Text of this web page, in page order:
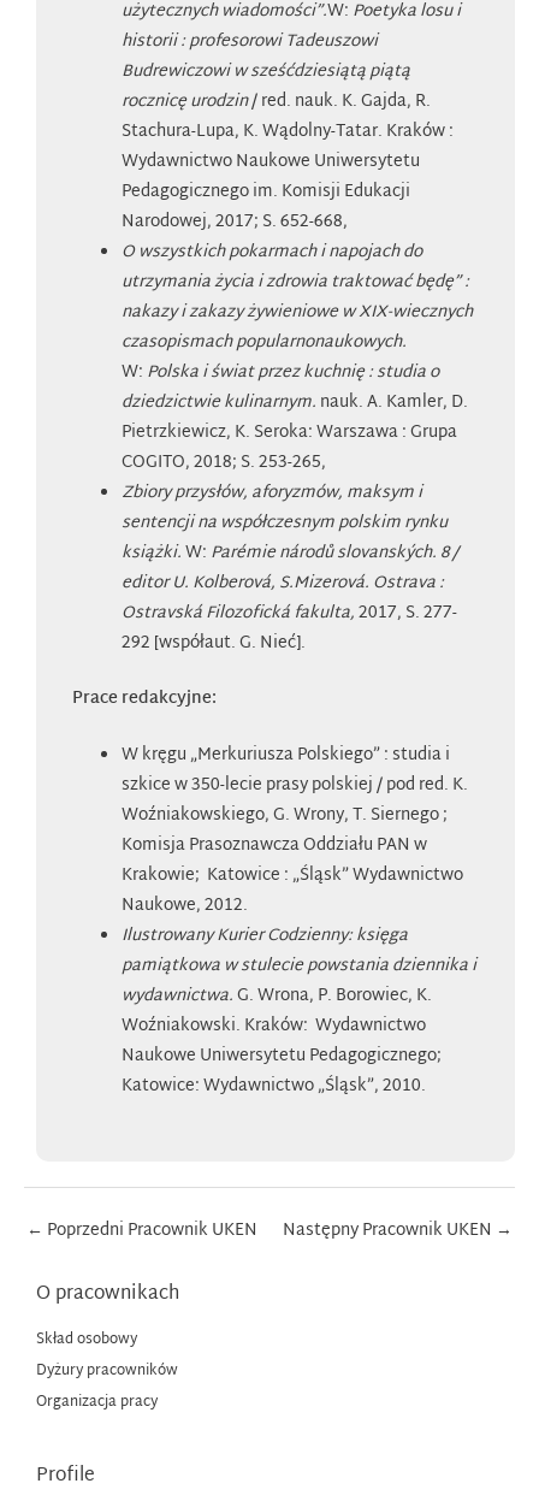
użytecznych wiadomości”.W: Poetyka losu i
historii : profesorowi Tadeuszowi
Budrewiczowi w sześćdziesiątą piątą
rocznicę urodzin/ red. nauk. K. Gajda, R.
Stachura-Lupa, K. Wądolny-Tatar. Kraków :
Wydawnictwo Naukowe Uniwersytetu
Pedagogicznego im. Komisji Edukacji
Narodowej, 2017; S. 652-668,
O wszystkich pokarmach i napojach do
utrzymania życia i zdrowia traktować będę” :
nakazy i zakazy żywieniowe w XIX-wiecznych
czasopismach popularnonaukowych.
W: Polska i świat przez kuchnię : studia o
dziedzictwie kulinarnym. nauk. A. Kamler, D.
Pietrzkiewicz, K. Seroka: Warszawa : Grupa
COGITO, 2018; S. 253-265,
Zbiory przysłów, aforyzmów, maksym i
sentencji na współczesnym polskim rynku
książki.W: Parémie národů slovanských. 8 /
editor U. Kolberová, S.Mizerová. Ostrava :
Ostravská Filozofická fakulta,2017, S. 277-
292 [współaut. G. Nieć].
Prace redakcyjne:
W kręgu „Merkuriusza Polskiego” : studia i
szkice w 350-lecie prasy polskiej / pod red. K.
Woźniakowskiego, G. Wrony, T. Siernego ;
Komisja Prasoznawcza Oddziału PAN w
Krakowie; Katowice : „Śląsk” Wydawnictwo
Naukowe, 2012.
Ilustrowany Kurier Codzienny: księga
pamiątkowa w stulecie powstania dziennika i
wydawnictwa.G. Wrona, P. Borowiec, K.
Woźniakowski. Kraków: Wydawnictwo
Naukowe Uniwersytetu Pedagogicznego;
Katowice: Wydawnictwo „Śląsk”, 2010.
Post
← Poprzedni Pracownik UKEN Następny Pracownik UKEN →
O pracownikach
Skład osobowy
Dyżury pracowników
Organizacja pracy
Profile